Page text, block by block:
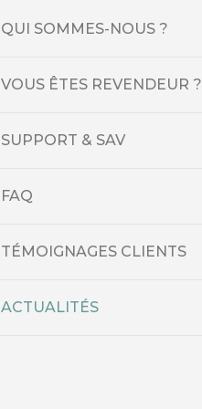
QUI SOMMES-NOUS ?
VOUS ÊTES REVENDEUR ?
SUPPORT & SAV
FAQ
TÉMOIGNAGES CLIENTS
ACTUALITÉS